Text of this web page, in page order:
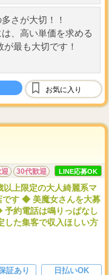
さが大切！！
、高い単価を求める
最も大切です！
20,000円以上)
お気に入り
30代歓迎 LINE応募OK
上限定の大人綺麗系マ
です ◆ 美魔女さんを大募
約電話は鳴りっぱなし
た集客で収入ほしい方
証あり
日払いOK